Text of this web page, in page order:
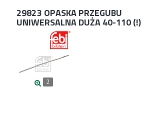
29823 OPASKA PRZEGUBU
UNIWERSALNA DUŻA 40-110 (!)
2